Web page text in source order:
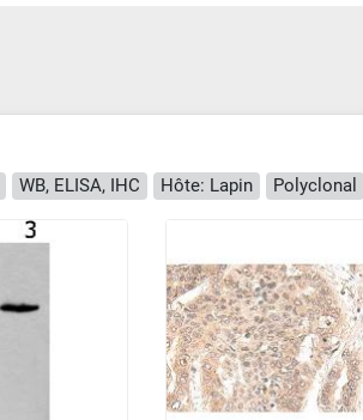
WB, ELISA, IHC Hôte: Lapin Polyclonal